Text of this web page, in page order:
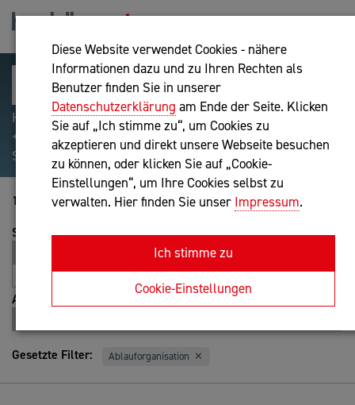
Diese Website verwendet Cookies - nähere
Informationen dazu und zu Ihren Rechten als
Benutzer finden Sie in unserer
Datenschutzerklärung am Ende der Seite. Klicken
Sie auf „Ich stimme zu“, um Cookies zu
akzeptieren und direkt unsere Webseite besuchen
zu können, oder klicken Sie auf „Cookie-
Einstellungen“, um Ihre Cookies selbst zu
verwalten. Hier finden Sie unser Impressum.
Ich stimme zu
Cookie-Einstellungen
Hilfreiche Suchparameter: Begriff einschließen:
+webshop, Begriff ausschließen: -webshop, Exakter
Suchbegriff: "internet of things"
1-20 von 430
Sortierung
Entfernung
A-Z
Z-A
Ansicht
Gesetzte Filter: Ablauforganisation